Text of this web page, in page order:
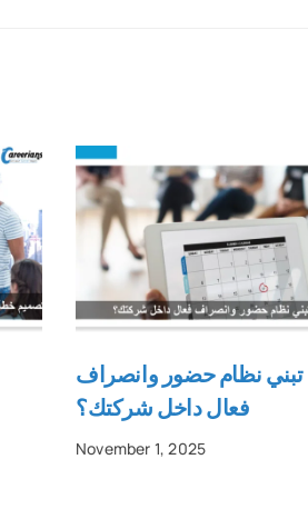
تبني نظام حضور وانصراف
فعال داخل شركتك؟
November 1, 2025